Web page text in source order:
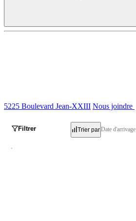
5225 Boulevard Jean-XXIII Nous joindre
Filtrer Trier parDate d'arrivage